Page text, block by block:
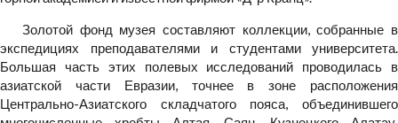
Золотой фонд музея составляют коллекции, собранные в
экспедициях преподавателями и студентами университета.
Большая часть этих полевых исследований проводилась в
азиатской части Евразии, точнее в зоне расположения
Центрально-Азиатского складчатого пояса, объединившего